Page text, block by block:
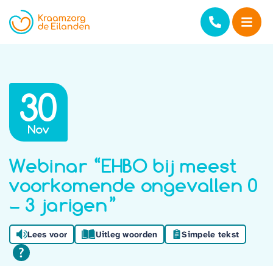
30
Nov
Webinar “EHBO bij meest
voorkomende ongevallen 0
– 3 jarigen”
Lees voor Uitleg woorden Simpele tekst